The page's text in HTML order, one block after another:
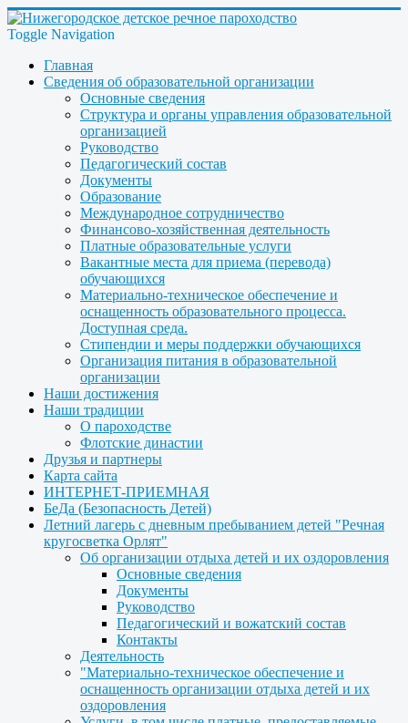
Toggle Navigation
Главная
Сведения об образовательной организации
Основные сведения
Структура и органы управления образовательной
организацией
Руководство
Педагогический состав
Документы
Образование
Международное сотрудничество
Финансово-хозяйственная деятельность
Платные образовательные услуги
Вакантные места для приема (перевода)
обучающихся
Материально-техническое обеспечение и
оснащенность образовательного процесса.
Доступная среда.
Стипендии и меры поддержки обучающихся
Организация питания в образовательной
организации
Наши достижения
Наши традиции
О пароходстве
Флотские династии
Друзья и партнеры
Карта сайта
ИНТЕРНЕТ-ПРИЕМНАЯ
БеДа (Безопасность Детей)
Летний лагерь с дневным пребыванием детей "Речная
кругосветка Орлят"
Об организации отдыха детей и их оздоровления
Основные сведения
Документы
Руководство
Педагогический и вожатский состав
Контакты
Деятельность
"Материально-техническое обеспечение и
оснащенность организации отдыха детей и их
оздоровления